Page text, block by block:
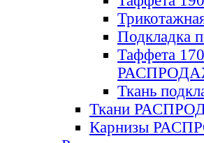
Подкладка
Таффета
Ткань
Ткани
Карнизы